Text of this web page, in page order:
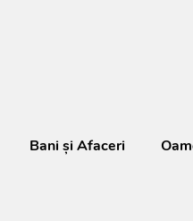
Bani și Afaceri